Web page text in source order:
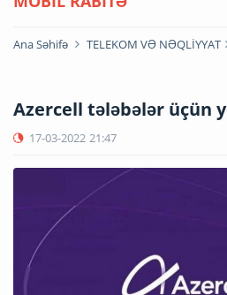
Ana Səhifə TELEKOM VƏ NƏQLİYYAT
Azercell tələbələr üçün
17-03-2022 21:47